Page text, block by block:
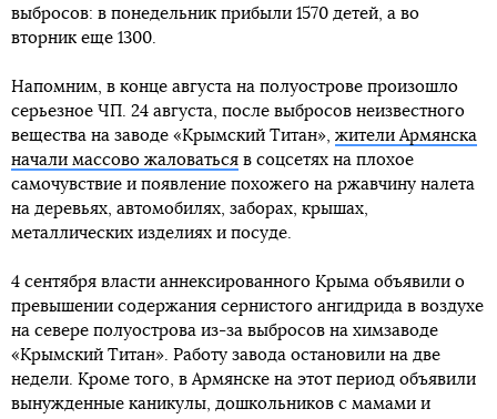
выбросов: в понедельник прибыли 1570 детей, а во
вторник еще 1300.
Напомним, в конце августа на полуострове произошло
серьезное ЧП. 24 августа, после выбросов неизвестного
вещества на заводе «Крымский Титан», жители Армянска
начали массово жаловаться в соцсетях на плохое
самочувствие и появление похожего на ржавчину налета
на деревьях, автомобилях, заборах, крышах,
металлических изделиях и посуде.
4 сентября власти аннексированного Крыма объявили о
превышении содержания сернистого ангидрида в воздухе
на севере полуострова из-за выбросов на химзаводе
«Крымский Титан». Работу завода остановили на две
недели. Кроме того, в Армянске на этот период объявили
вынужденные каникулы, дошкольников с мамами и